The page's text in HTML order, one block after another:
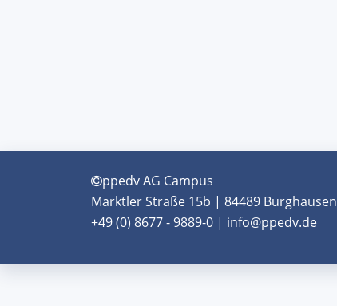
ppedv AG Campus
Marktler Straße 15b | 84489 Burghausen
+49 (0) 8677 - 9889-0 | info@ppedv.de